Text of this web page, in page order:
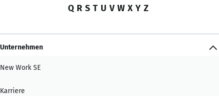
Q R S T U V W X Y Z
Unternehmen
New Work SE
Karriere